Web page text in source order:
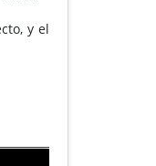
y el